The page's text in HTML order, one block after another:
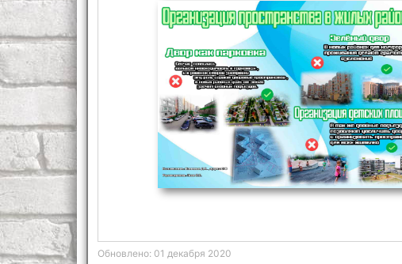
Обновлено: 01 декабря 2020